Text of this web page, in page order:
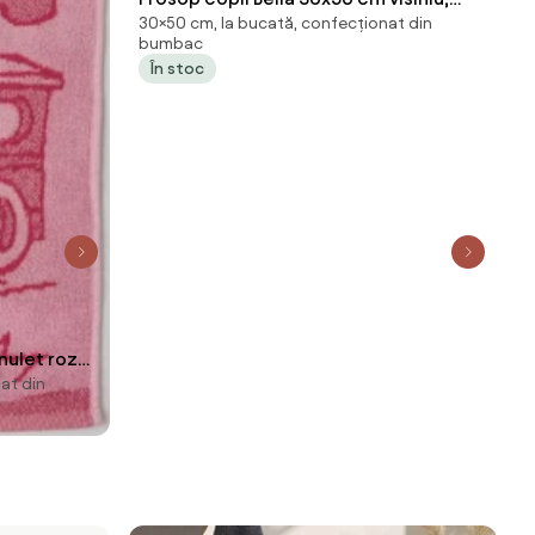
roz
din
100% bumbac
30×50 cm, la bucată, confecționat din
bumbac
În stoc